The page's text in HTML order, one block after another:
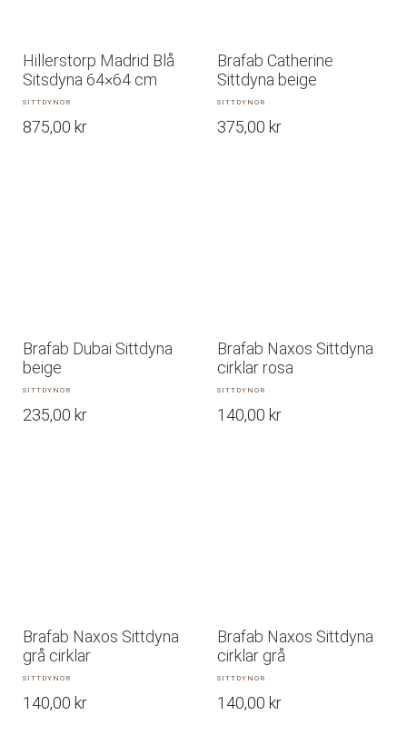
Hillerstorp Madrid Blå
Sitsdyna 64×64 cm
SITTDYNOR
875,00 kr
Brafab Catherine
Sittdyna beige
SITTDYNOR
375,00 kr
Brafab Dubai Sittdyna
beige
SITTDYNOR
235,00 kr
Brafab Naxos Sittdyna
cirklar rosa
SITTDYNOR
140,00 kr
Brafab Naxos Sittdyna
grå cirklar
SITTDYNOR
140,00 kr
Brafab Naxos Sittdyna
cirklar grå
SITTDYNOR
140,00 kr